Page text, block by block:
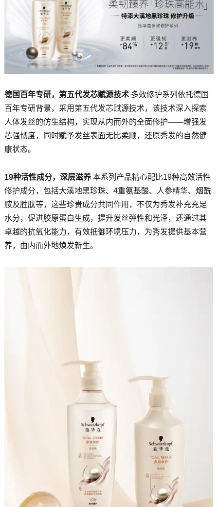
德国百年专研，第五代发芯赋源技术多效修护系列依托德国
百年专研背景，采用第五代发芯赋源技术，该技术深入探索
人体发丝的仿生结构，实现从内而外的全面修护——增强发
芯强韧度，同时赋予发丝表面无比柔顺，还原秀发的自然健
康状态。
19种活性成分，深层滋养本系列产品精心配比19种高效活性
修护成分，包括大溪地黑珍珠、4重氨基酸、人参精华、烟酰
胺及胜肽等，这些珍贵成分共同作用，不仅为秀发补充充足
水分，促进胶原蛋白生成，提升发丝弹性和光泽，还通过其
卓越的抗氧化能力，有效抵御环境压力，为秀发提供基本营
养，由内而外地焕发新生。